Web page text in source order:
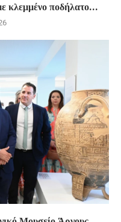
κλεμμένο ποδήλατο…